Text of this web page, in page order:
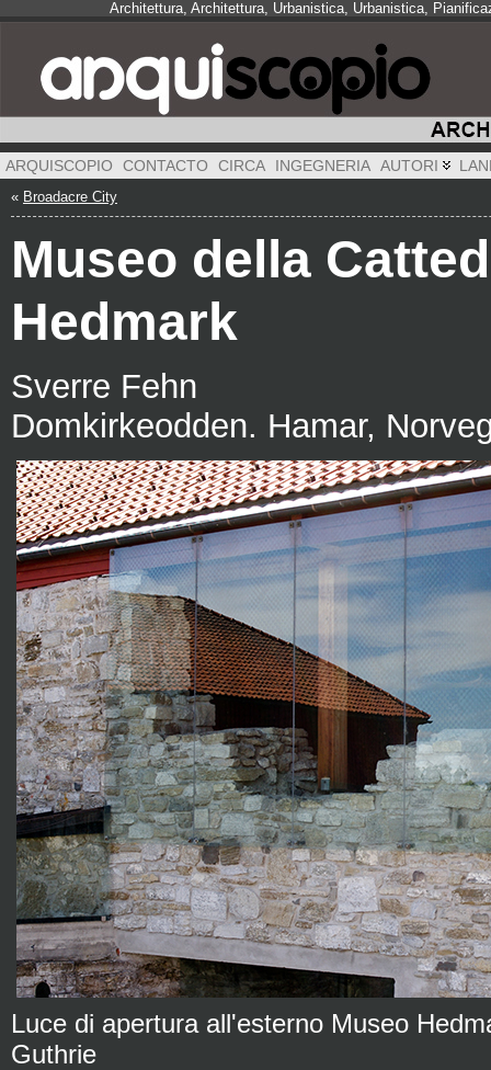
Architettura, Architettura, Urbanistica, Urbanistica,
ARQUISCOPIO CONTACTO CIRCA INGEGNERIA AUTORI
« Broadacre City
Museo della
Hedmark
Sverre Fehn
Domkirkeodden. Hamar,
Luce di apertura all'esterno Museo
Guthrie